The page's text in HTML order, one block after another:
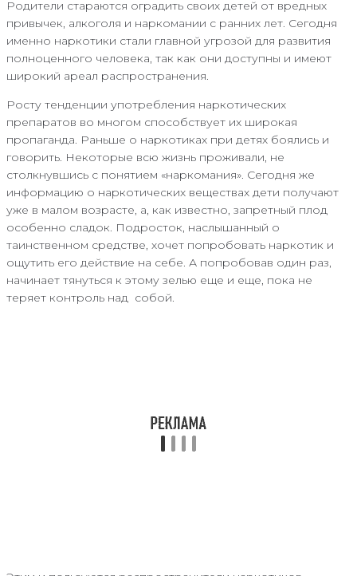
Родители стараются оградить своих детей от вредных
привычек, алкоголя и наркомании с ранних лет. Сегодня
именно наркотики стали главной угрозой для развития
полноценного человека, так как они доступны и имеют
широкий ареал распространения.
Росту тенденции употребления наркотических
препаратов во многом способствует их широкая
пропаганда. Раньше о наркотиках при детях боялись и
говорить. Некоторые всю жизнь проживали, не
столкнувшись с понятием «наркомания». Сегодня же
информацию о наркотических веществах дети получают
уже в малом возрасте, а, как известно, запретный плод
особенно сладок. Подросток, наслышанный о
таинственном средстве, хочет попробовать наркотик и
ощутить его действие на себе. А попробовав один раз,
начинает тянуться к этому зелью еще и еще, пока не
теряет контроль над собой.